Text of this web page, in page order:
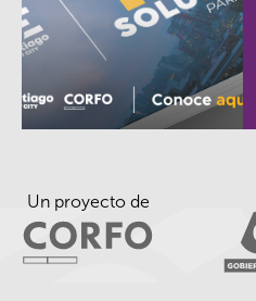
Un proyecto de